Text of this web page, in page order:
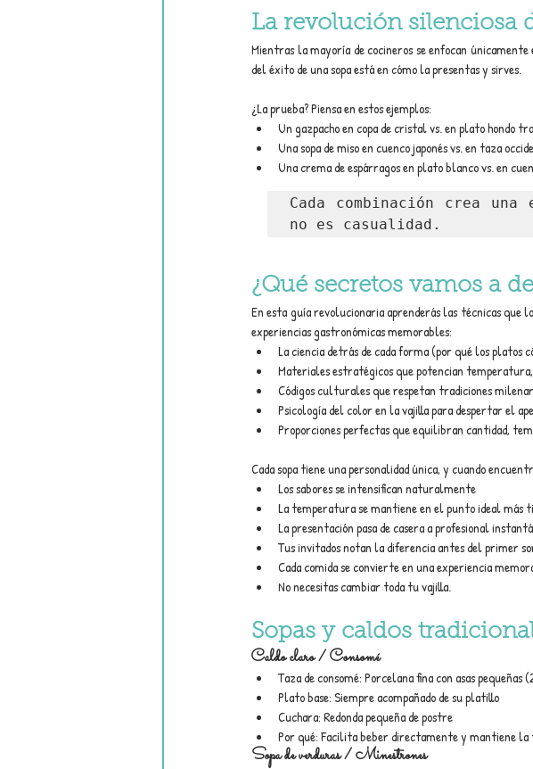
La revolución silenciosa
Mientras la mayoría de cocineros se enfocan
del éxito de una sopa está en cómo la presentas y sirves.
¿La prueba? Piensa en estos ejemplos:
Un gazpacho en copa de cristal vs. en plato hondo
Una sopa de miso en cuenco japonés vs. en taza
Una crema de espárragos en plato blanco vs. en
Cada combinación crea
no es casualidad.
¿Qué secretos vamos a
En esta guía revolucionaria aprenderás las técnicas que
experiencias gastronómicas memorables:
La ciencia detrás de cada forma (por qué los platos
Materiales estratégicos que potencian
Códigos culturales que respetan tradiciones
Psicología del color en la vajilla para despertar el
Proporciones perfectas que equilibran cantidad,
Cada sopa tiene una personalidad única, y cuando
Los sabores se intensifican naturalmente
La temperatura se mantiene en el punto ideal más
La presentación pasa de casera a profesional
Tus invitados notan la diferencia antes del primer
Cada comida se convierte en una experiencia
No necesitas cambiar toda tu vajilla.
Sopas y caldos
Caldo claro / Consomé
Taza de consomé: Porcelana fina con asas
Plato base: Siempre acompañado de su platillo
Cuchara: Redonda pequeña de postre
Por qué: Facilita beber directamente y mantiene
Sopa de verduras / Minestrones